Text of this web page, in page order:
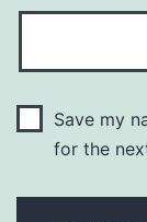
Save my
for the